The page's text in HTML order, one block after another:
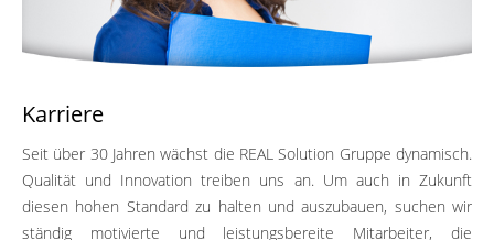
Karriere
Seit über 30 Jahren wächst die REAL Solution Gruppe dynamisch.
Qualität und Innovation treiben uns an. Um auch in Zukunft
diesen hohen Standard zu halten und auszubauen, suchen wir
ständig motivierte und leistungsbereite Mitarbeiter, die